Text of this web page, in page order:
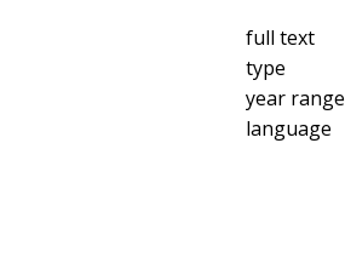
full text
type
year range
language